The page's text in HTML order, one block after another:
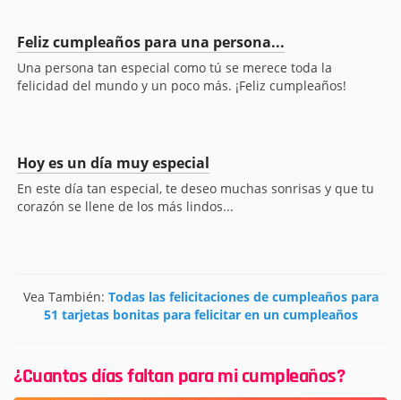
Feliz cumpleaños para una persona...
Una persona tan especial como tú se merece toda la
felicidad del mundo y un poco más. ¡Feliz cumpleaños!
Hoy es un día muy especial
En este día tan especial, te deseo muchas sonrisas y que tu
corazón se llene de los más lindos...
Vea También: Todas las felicitaciones de cumpleaños para
51 tarjetas bonitas para felicitar en un cumpleaños
¿Cuantos días faltan para mi cumpleaños?